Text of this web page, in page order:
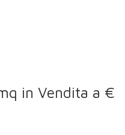
in Vendita a €